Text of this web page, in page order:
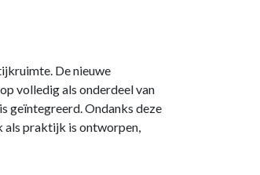
De nieuwe
volledig als onderdeel van
geïntegreerd. Ondanks deze
als praktijk is ontworpen,